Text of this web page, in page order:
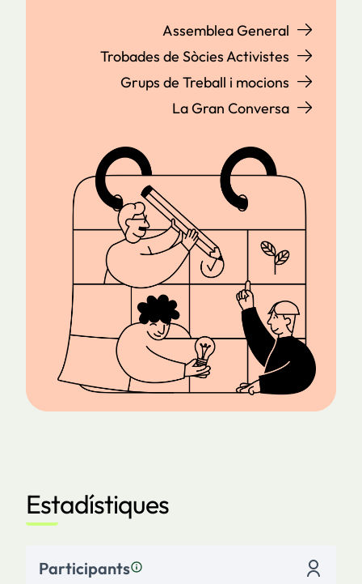
Assemblea General
Trobades de Sòcies Activistes
Grups de Treball i mocions
La Gran Conversa
Estadístiques
Participants